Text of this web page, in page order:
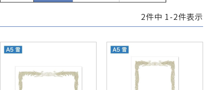
長4窓封筒 長40封筒
A4横4つ折
90×225
長1封筒
142×332
2件中 1-2件表示